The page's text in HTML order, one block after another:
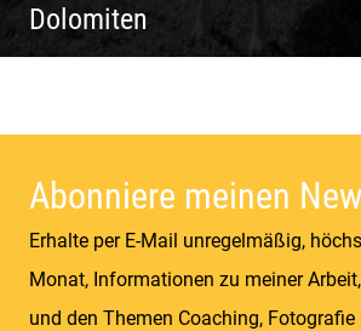
Dolomiten
Abonniere meinen
Erhalte per E-Mail unregelmäßig,
Monat, Informationen zu meiner
und den Themen Coaching,